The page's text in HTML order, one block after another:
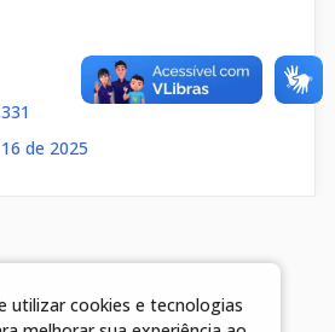
de 2025
utilizar cookies e tecnologias